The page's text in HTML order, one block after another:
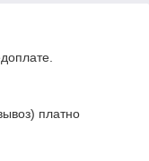
платно